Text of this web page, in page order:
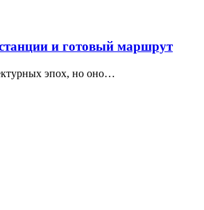
и готовый маршрут
эпох, но оно…